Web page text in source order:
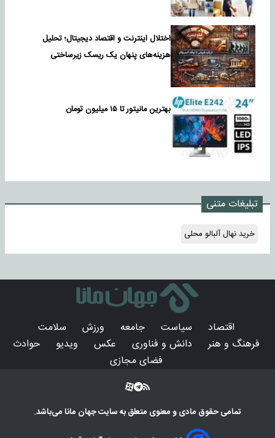
اختلال اینترنت و اقتصاد دیجیتال؛ تحلیل
هزینه‌های پنهان یک ریسک زیرساختی
بهترین مانیتور تا ۱۵ میلیون تومان
تبلیغات متنی
خرید نهال آلبالو محلی
اقتصاد سیاست جامعه ورزش
سلامت
فرهنگ و هنر
دانش و فناوری عکس ویدیو
حوادث
فضای مجازی
تمامی حقوق مادی و معنوی متعلق به سایتجهان مانامی‌باشد.